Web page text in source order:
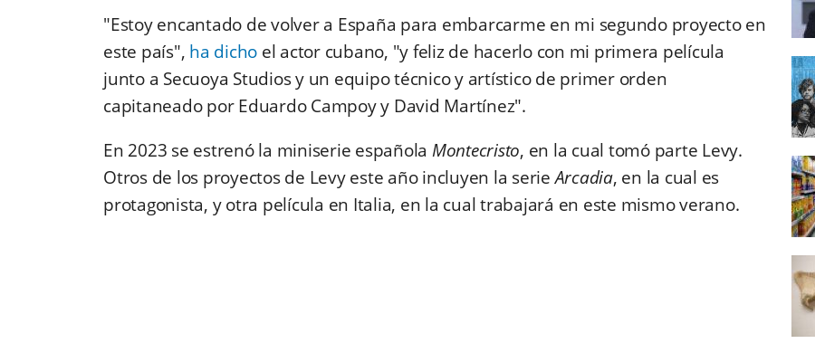
"Estoy encantado de volver a España para embarcarme en mi segundo proyecto en
este país", ha dicho el actor cubano, "y feliz de hacerlo con mi primera película
junto a Secuoya Studios y un equipo técnico y artístico de primer orden
capitaneado por Eduardo Campoy y David Martínez".
En 2023 se estrenó la miniserie española Montecristo, en la cual tomó parte Levy.
Otros de los proyectos de Levy este año incluyen la serieArcadia, en la cual es
protagonista, y otra película en Italia, en la cual trabajará en este mismo verano.